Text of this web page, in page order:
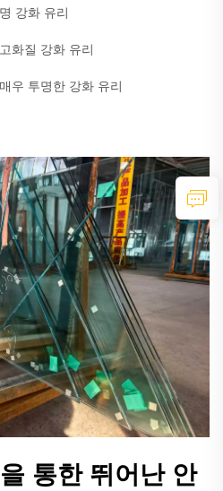
강화 유리
화질 강화 유리
매우 투명한 강화 유리
통한 뛰어난 안